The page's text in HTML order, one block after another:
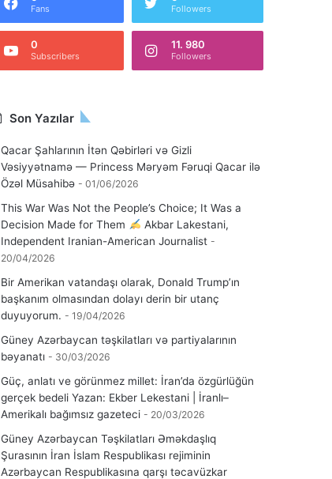
Fans Followers
0
Subscribers
11. 980
Followers
Son Yazılar
Qacar Şahlarının İtən Qəbirləri və Gizli
Vəsiyyətnamə — Princess Məryəm Fəruqi Qacar ilə
Özəl Müsahibə
01/06/2026
This War Was Not the People’s Choice; It Was a
Decision Made for Them
Akbar Lakestani,
Independent Iranian-American Journalist
20/04/2026
Bir Amerikan vatandaşı olarak, Donald Trump’ın
başkanım olmasından dolayı derin bir utanç
duyuyorum.
19/04/2026
Güney Azərbaycan təşkilatları və partiyalarının
bəyanatı
30/03/2026
Güç, anlatı ve görünmez millet: İran’da özgürlüğün
gerçek bedeli Yazan: Ekber Lekestani | İranlı–
Amerikalı bağımsız gazeteci
20/03/2026
Güney Azərbaycan Təşkilatları Əməkdaşlıq
Şurasının İran İslam Respublikası rejiminin
Azərbaycan Respublikasına qarşı təcavüzkar